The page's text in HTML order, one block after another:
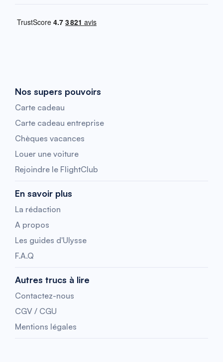
Nos supers pouvoirs
Carte cadeau
Carte cadeau entreprise
Chèques vacances
Louer une voiture
Rejoindre le FlightClub
En savoir plus
La rédaction
A propos
Les guides d'Ulysse
F.A.Q
Autres trucs à lire
Contactez-nous
CGV / CGU
Mentions légales